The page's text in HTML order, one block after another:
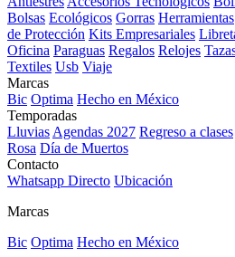
Bolsas Ecológicos Gorras Herramientas
de Protección Kits Empresariales
Oficina Paraguas Regalos Relojes
Textiles Usb Viaje
Marcas
Bic Optima Hecho en México
Temporadas
Lluvias Agendas 2027 Regreso a clases
Rosa Día de Muertos
Contacto
Whatsapp Directo Ubicación
Marcas
Bic Optima Hecho en México